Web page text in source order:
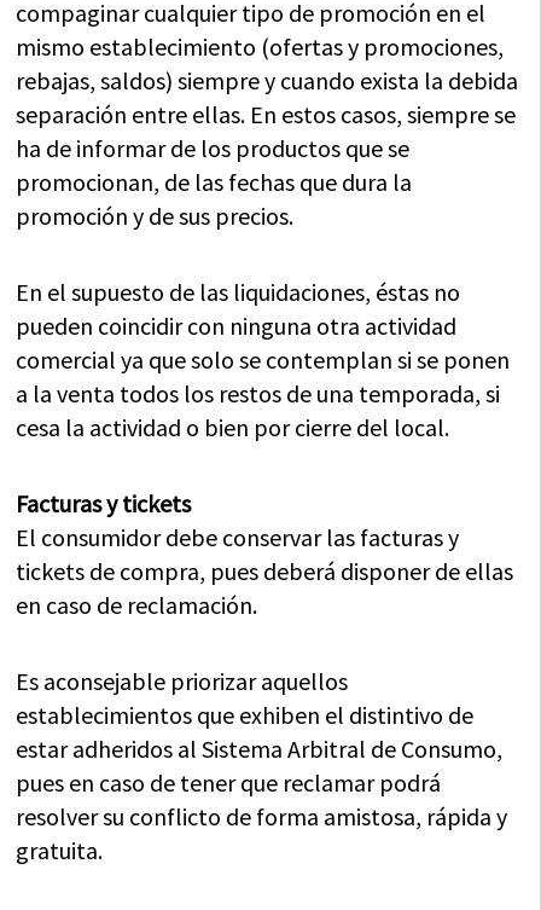
compaginar cualquier tipo de promoción en el
mismo establecimiento (ofertas y promociones,
rebajas, saldos) siempre y cuando exista la debida
separación entre ellas. En estos casos, siempre se
ha de informar de los productos que se
promocionan, de las fechas que dura la
promoción y de sus precios.
En el supuesto de las liquidaciones, éstas no
pueden coincidir con ninguna otra actividad
comercial ya que solo se contemplan si se ponen
a la venta todos los restos de una temporada, si
cesa la actividad o bien por cierre del local.
Facturas y tickets
El consumidor debe conservar las facturas y
tickets de compra, pues deberá disponer de ellas
en caso de reclamación.
Es aconsejable priorizar aquellos
establecimientos que exhiben el distintivo de
estar adheridos al Sistema Arbitral de Consumo,
pues en caso de tener que reclamar podrá
resolver su conflicto de forma amistosa, rápida y
gratuita.